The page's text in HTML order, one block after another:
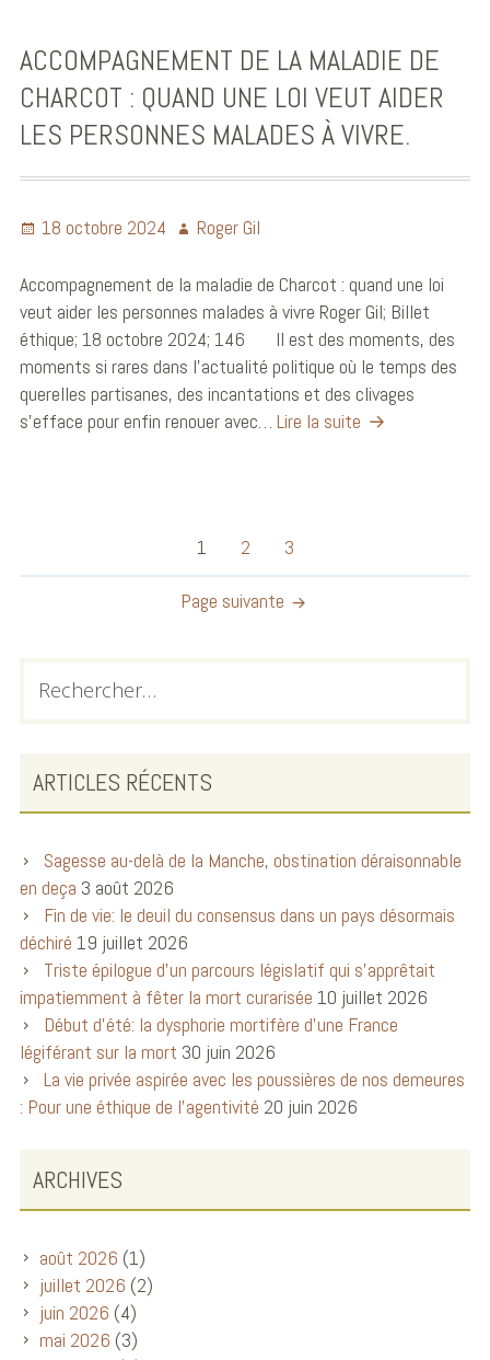
ACCOMPAGNEMENT DE LA MALADIE DE
CHARCOT : QUAND UNE LOI VEUT AIDER
LES PERSONNES MALADES À VIVRE.
18 octobre 2024 Roger Gil
Accompagnement de la maladie de Charcot : quand une loi
veut aider les personnes malades à vivre Roger Gil; Billet
éthique; 18 octobre 2024; 146 Il est des moments, des
moments si rares dans l’actualité politique où le temps des
querelles partisanes, des incantations et des clivages
s’efface pour enfin renouer avec… Lire la suite
1 2 3
Page suivante
ARTICLES RÉCENTS
Sagesse au-delà de la Manche, obstination déraisonnable
en deça 3 août 2026
Fin de vie: le deuil du consensus dans un pays désormais
déchiré 19 juillet 2026
Triste épilogue d’un parcours législatif qui s’apprêtait
impatiemment à fêter la mort curarisée 10 juillet 2026
Début d’été: la dysphorie mortifère d’une France
légiférant sur la mort 30 juin 2026
La vie privée aspirée avec les poussières de nos demeures
: Pour une éthique de l’agentivité 20 juin 2026
ARCHIVES
août 2026 (1)
juillet 2026 (2)
juin 2026 (4)
mai 2026 (3)